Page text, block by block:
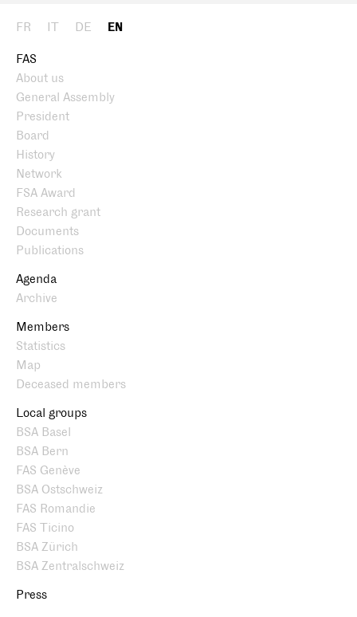
FR IT DE EN
FAS
About us
General Assembly
President
Board
History
Network
FSA Award
Research grant
Documents
Publications
Agenda
Archive
Members
Statistics
Map
Deceased members
Local groups
BSA Basel
BSA Bern
FAS Genève
BSA Ostschweiz
FAS Romandie
FAS Ticino
BSA Zürich
BSA Zentralschweiz
Press